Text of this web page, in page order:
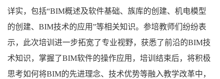
详实，包括“BIM概述及软件基础、族库的创建、机电模型
的创建、BIM技术的应用”等相关知识。参培教师们纷纷表
示，此次培训进一步拓宽了专业视野，获悉了前沿的BIM技
术知识，掌握了BIM软件的操作应用，培训结束后，将积极
思考如何将BIM的先进理念、技术优势等融入教学改革中，